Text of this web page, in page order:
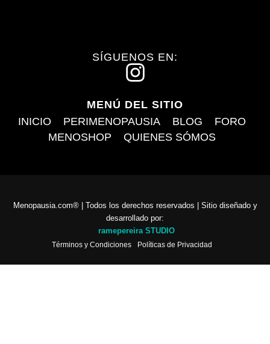
SÍGUENOS EN:
I
n
s
t
r
a
m
MENÚ DEL SITIO
INICIO
PERIMENOPAUSIA BLOG
FORO
MENOSHOP
QUIENES SÓMOS
Menopausia.com® | Todos los derechos reservados | Sitio diseñado y
desarrollado por:
ramepereira STUDIO
Términos y Condiciones Políticas de Privacidad